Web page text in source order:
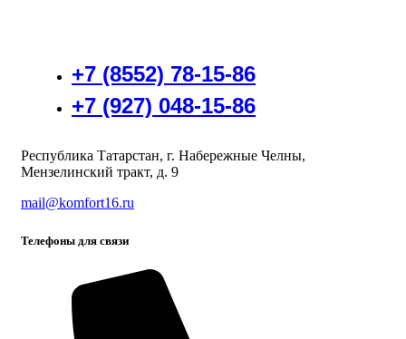
+7 (8552) 78-15-86
+7 (927) 048-15-86
Республика Татарстан, г. Набережные Челны,
Мензелинский тракт, д. 9
mail@komfort16.ru
Телефоны для связи